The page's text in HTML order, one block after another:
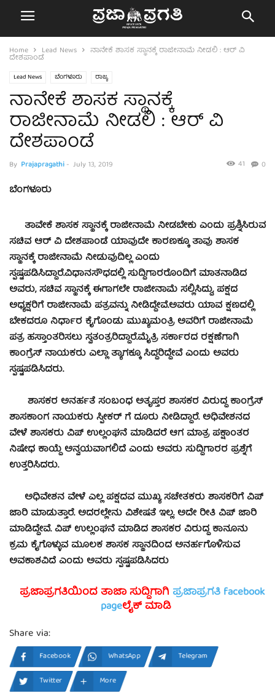
Home Lead News ನಾನೇಕೆ ಶಾಸಕ‌ ಸ್ಥಾನಕ್ಕೆ‌ ರಾಜೀನಾಮೆ ನೀಡಲಿ : ಆರ್ ವಿ
ದೇಶಪಾಂಡೆ
Lead News ಬೆಂಗಳೂರು ರಾಜ್ಯ
ನಾನೇಕೆ ಶಾಸಕ‌ ಸ್ಥಾನಕ್ಕೆ‌
ರಾಜೀನಾಮೆ ನೀಡಲಿ : ಆರ್ ವಿ
ದೇಶಪಾಂಡೆ
By Prajapragathi- July 13, 2019 0
41
ಬೆಂಗಳೂರು
ತಾವೇಕೆ ಶಾಸಕ ಸ್ಥಾನಕ್ಕೆ ರಾಜೀನಾಮೆ ನೀಡಬೇಕು ಎಂದು ಪ್ರಶ್ನಿಸಿರುವ
ಸಚಿವ ಆರ್ ವಿ ದೇಶಪಾಂಡೆ ಯಾವುದೇ ಕಾರಣಕ್ಕೂ ತಾವು ಶಾಸಕ
ಸ್ಥಾನಕ್ಕೆ ರಾಜೀನಾಮೆ ನೀಡುವುದಿಲ್ಲ ಎಂದು
ಸ್ಪಷ್ಟಪಡಿಸಿದ್ದಾರೆ.ವಿಧಾನಸೌಧದಲ್ಲಿ ಸುದ್ದಿಗಾರರೊಂದಿಗೆ ಮಾತನಾಡಿದ
ಅವರು, ಸಚಿವ ಸ್ಥಾನಕ್ಕೆ ಈಗಾಗಲೇ ರಾಜೀನಾಮೆ ಸಲ್ಲಿಸಿದ್ದು, ಪಕ್ಷದ
ಅಧ್ಯಕ್ಷರಿಗೆ ರಾಜೀನಾಮೆ‌ ಪತ್ರವನ್ನು ನೀಡಿದ್ದೇವೆ.ಅವರು ಯಾವ ಕ್ಷಣದಲ್ಲಿ
ಬೇಕದರೂ ನಿರ್ಧಾರ ಕೈಗೊಂಡು ಮುಖ್ಯಮಂತ್ರಿ ಅವರಿಗೆ ರಾಜೀನಾಮೆ
ಪತ್ರ ಹಸ್ತಾಂತರಿಸಲು ಸ್ವತಂತ್ರರಿದ್ದಾರೆ.ಮೈತ್ರಿ ಸರ್ಕಾರದ ರಕ್ಷಣೆಗಾಗಿ
ಕಾಂಗ್ರೆಸ್ ನಾಯಕರು ಎಲ್ಲಾ ತ್ಯಾಗಕ್ಕೂ ಸಿದ್ಧರಿದ್ದೇವೆ ಎಂದು ಅವರು
ಸ್ಪಷ್ಟಪಡಿಸಿದರು.
ಶಾಸಕರ ಅನರ್ಹತೆ ಸಂಬಂಧ ಅತೃಪ್ತರ ಶಾಸಕರ ವಿರುದ್ಧ ಕಾಂಗ್ರೆಸ್
ಶಾಸಕಾಂಗ ನಾಯಕರು ಸ್ಪೀಕರ್ ಗೆ ದೂರು‌ ನೀಡಿದ್ದಾರೆ. ಅಧಿವೇಶನದ
ವೇಳೆ ಶಾಸಕರು ವಿಪ್ ಉಲ್ಲಂಘನೆ ‌ಮಾಡಿದರೆ ಆಗ‌ ಮಾತ್ರ ಪಕ್ಷಾಂತರ
ನಿಷೇಧ ಕಾಯ್ದೆ ಅನ್ವಯವಾಗಲಿದೆ ಎಂದು ಅವರು ಸುದ್ದಿಗಾರರ ಪ್ರಶ್ನೆಗೆ
ಉತ್ತರಿಸಿದರು.
ಅಧಿವೇಶನ ವೇಳೆ ಎಲ್ಲ ಪಕ್ಷದವ ಮುಖ್ಯ ಸಚೇತಕರು ಶಾಸಕರಿಗೆ ವಿಪ್
ಜಾರಿ ಮಾಡುತ್ತಾರೆ. ಅದರಲ್ಲೇನು ವಿಶೇಷತೆ ಇಲ್ಲ. ಅದೇ ರೀತಿ ವಿಪ್ ಜಾರಿ
ಮಾಡಿದ್ದೇವೆ. ವಿಪ್ ಉಲ್ಲಂಘನೆ ಮಾಡಿದ ಶಾಸಕರ ವಿರುದ್ಧ ಕಾನೂನು
ಕ್ರಮ ಕೈಗೊಳ್ಳುವ ಮೂಲಕ ಶಾಸಕ ಸ್ಥಾನದಿಂದ ಅನರ್ಹಗೊಳಿಸುವ
ಅವಕಾಶವಿದೆ ಎಂದು ಅವರು ಸ್ಪಷ್ಟಪಡಿಸಿದರು
ಪ್ರಜಾಪ್ರಗತಿಯಿಂದ ತಾಜಾ ಸುದ್ದಿಗಾಗಿ ಪ್ರಜಾಪ್ರಗತಿ facebook
pageಲೈಕ್ ಮಾಡಿ
Share via:
Facebook WhatsApp
Telegram
Twitter
More